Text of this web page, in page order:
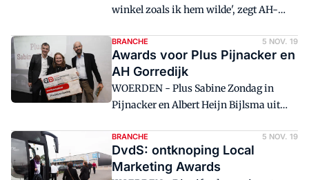
winkel zoals ik hem wilde', zegt AH-
van de deelnemers aan de Dag van de
Supermarkt aan zijn recent geopende
Echt Vers-AH in Zaltbommel. De strakke
winkel is een tegenpool van de Plus van
Giel Smits. 'Dit is net thuiskomen', zegt
binnenstapt.
BRANCHE 5 NOV. 19
Awards voor Plus Pijnacker en
AH Gorredijk
WOERDEN - Plus Sabine Zondag in
Pijnacker en Albert Heijn Bijlsma uit
Marketing Awards van Distrifood
gewonnen.
BRANCHE 5 NOV. 19
DvdS: ontknoping Local
Marketing Awards